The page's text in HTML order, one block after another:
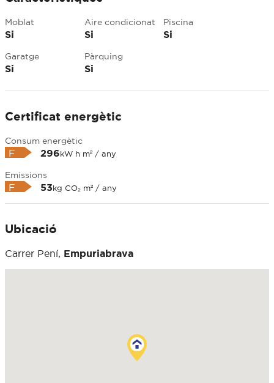
Moblat
Si
Aire condicionat
Si
Piscina
Si
Garatge
Si
Pàrquing
Si
Certificat energètic
Consum energètic
F 296kW h m² / any
Emissions
F 53kg CO₂ m² / any
Ubicació
Carrer Pení, Empuriabrava